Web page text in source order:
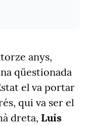
anys,
qüestionada
el va portar
qui va ser el
dreta, Luis